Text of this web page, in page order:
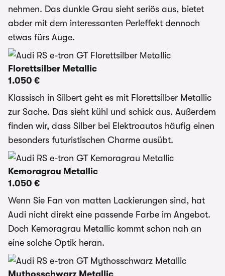
nehmen. Das dunkle Grau sieht seriös aus, bietet
abder mit dem interessanten Perleffekt dennoch
etwas fürs Auge.
Florettsilber Metallic
1.050 €
Klassisch in Silbert geht es mit Florettsilber Metallic
zur Sache. Das sieht kühl und schick aus. Außerdem
finden wir, dass Silber bei Elektroautos häufig einen
besonders futuristischen Charme ausübt.
Kemoragrau Metallic
1.050 €
Wenn Sie Fan von matten Lackierungen sind, hat
Audi nicht direkt eine passende Farbe im Angebot.
Doch Kemoragrau Metallic kommt schon nah an
eine solche Optik heran.
Mythosschwarz Metallic